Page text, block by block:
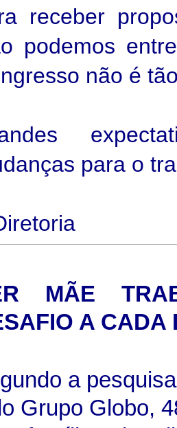
receber
podemos
não é
para o
MÃE
A CADA
a
Grupo Globo,